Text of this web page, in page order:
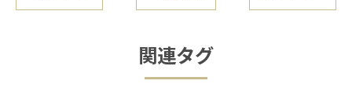
関連タグ